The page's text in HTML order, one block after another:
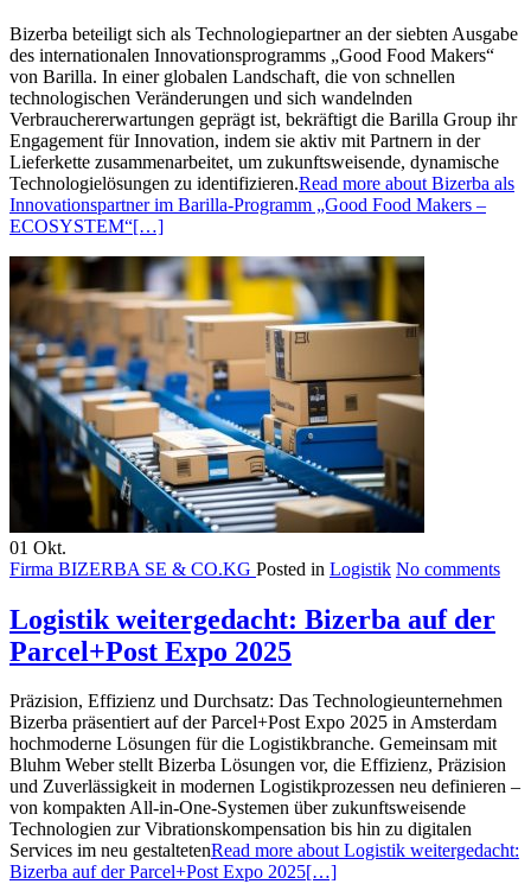
Bizerba beteiligt sich als Technologiepartner an der siebten Ausgabe
des internationalen Innovationsprogramms „Good Food Makers“
von Barilla. In einer globalen Landschaft, die von schnellen
technologischen Veränderungen und sich wandelnden
Verbrauchererwartungen geprägt ist, bekräftigt die Barilla Group ihr
Engagement für Innovation, indem sie aktiv mit Partnern in der
Lieferkette zusammenarbeitet, um zukunftsweisende, dynamische
Technologielösungen zu identifizieren.Read more about Bizerba als
Innovationspartner im Barilla-Programm „Good Food Makers –
ECOSYSTEM“[…]
01 Okt.
Firma BIZERBA SE & CO.KG Posted in Logistik No comments
Logistik weitergedacht: Bizerba auf der
Parcel+Post Expo 2025
Präzision, Effizienz und Durchsatz: Das Technologieunternehmen
Bizerba präsentiert auf der Parcel+Post Expo 2025 in Amsterdam
hochmoderne Lösungen für die Logistikbranche. Gemeinsam mit
Bluhm Weber stellt Bizerba Lösungen vor, die Effizienz, Präzision
und Zuverlässigkeit in modernen Logistikprozessen neu definieren –
von kompakten All-in-One-Systemen über zukunftsweisende
Technologien zur Vibrationskompensation bis hin zu digitalen
Services im neu gestaltetenRead more about Logistik weitergedacht:
Bizerba auf der Parcel+Post Expo 2025[…]